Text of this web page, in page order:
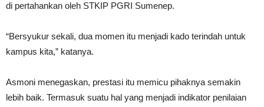
di pertahankan oleh STKIP PGRI Sumenep.
“Bersyukur sekali, dua momen itu menjadi kado terindah untuk
kampus kita,” katanya.
Asmoni menegaskan, prestasi itu memicu pihaknya semakin
lebih baik. Termasuk suatu hal yang menjadi indikator penilaian